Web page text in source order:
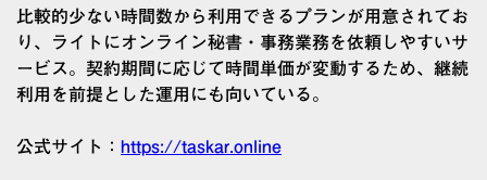
比較的少ない時間数から利用できるプランが用意されてお
り、ライトにオンライン秘書・事務業務を依頼しやすいサ
ービス。契約期間に応じて時間単価が変動するため、継続
利用を前提とした運用にも向いている。
公式サイト： https://taskar.online